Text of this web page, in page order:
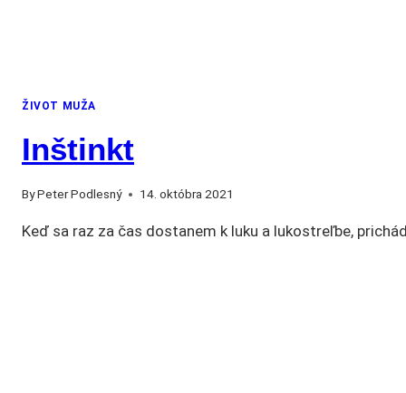
ŽIVOT MUŽA
Inštinkt
ByPeter Podlesný 14. októbra 2021
Keď sa raz za čas dostanem k luku a lukostreľbe,